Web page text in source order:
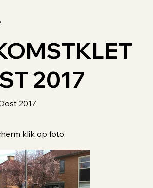
2017
2017
klik op foto.